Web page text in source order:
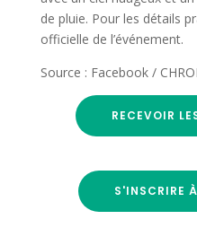
de pluie. Pour les détails
officielle de l’événement.
Source : Facebook /
RECEVOIR
S'INSCRIRE